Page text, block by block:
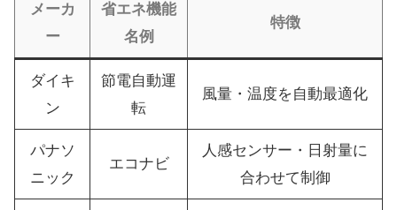
メーカ
ー
省エネ機能
名例
特徴
ダイキ
ン
節電自動運
転
風量・温度を自動最適化
パナソ
ニック
エコナビ
人感センサー・日射量に
合わせて制御